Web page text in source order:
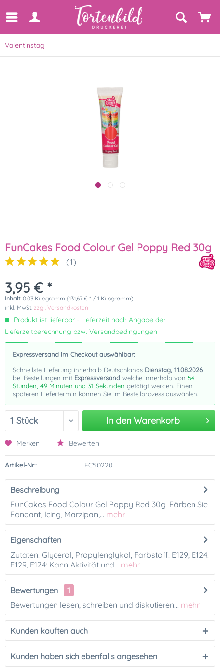
Valentinstag
FunCakes Food Colour Gel Poppy Red 30g
(1)
3,95 € *
Inhalt: 0.03 Kilogramm (131,67 € * / 1 Kilogramm)
inkl. MwSt. zzgl. Versandkosten
Produkt ist lieferbar - Lieferzeit nach Angabe der
Lieferzeitberechnung bzw. Versandbedingungen
Expressversand im Checkout auswählbar:
Schnellste Lieferung innerhalb Deutschlands Dienstag, 11.08.2026
bei Bestellungen mit Expressversand welche innerhalb von 54
Stunden, 49 Minuten und 31 Sekunden getätigt werden. Einen
späteren Liefertermin können Sie im Bestellprozess auswählen.
In den Warenkorb
Merken Bewerten
Artikel-Nr.: FC50220
Beschreibung
FunCakes Food Colour Gel Poppy Red 30g Färben Sie
Fondant, Icing, Marzipan,... mehr
Eigenschaften
Zutaten: Glycerol, Propylenglykol, Farbstoff: E129, E124.
E129, E124: Kann Aktivität und... mehr
Bewertungen
1
Bewertungen lesen, schreiben und diskutieren... mehr
Kunden kauften auch
Kunden haben sich ebenfalls angesehen